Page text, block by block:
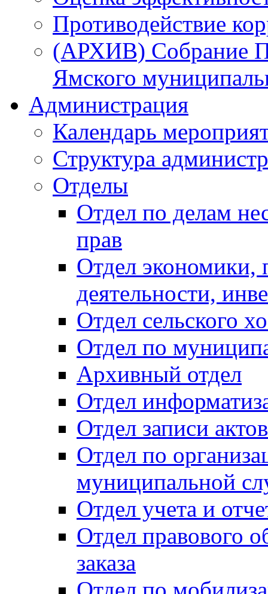
Противодействие
(АРХИВ) Собрание
Ямского
Администрация
Календарь
Структура
Отделы
Отдел по делам
прав
Отдел экономики,
деятельности,
Отдел сельского
Отдел по
Архивный отдел
Отдел
Отдел записи
Отдел по
муниципальной
Отдел учета и
Отдел правового
заказа